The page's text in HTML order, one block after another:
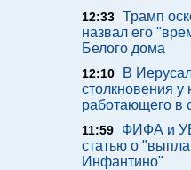
12:33 Трамп
назвал его
Белого дома
12:10
В
столкновения
работающего в
11:59
ФИФА и
статью о
Инфантино"